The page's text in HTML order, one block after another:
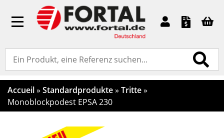
Toggle
Accueil» Standardprodukte» Tritte»
Monoblockpodest EPSA 230